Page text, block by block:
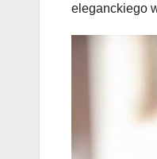
eleganckiego